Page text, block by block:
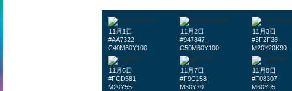
11月1日
#AA7322
C40M60Y100
11月2日
#947847
C50M60Y100
11月3日
#3F2F28
M20Y20K90
11月6日
#FCD581
M20Y55
11月7日
#F9C158
M30Y70
11月8日
#F08307
M60Y95